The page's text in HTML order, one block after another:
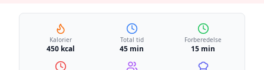
Kalorier
450 kcal
Total tid
45 min
Forberedelse
15 min